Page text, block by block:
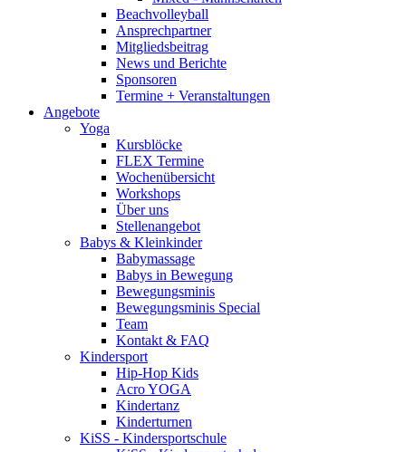
Beachvolleyball
Ansprechpartner
Mitgliedsbeitrag
News und Berichte
Sponsoren
Termine + Veranstaltungen
Angebote
Yoga
Kursblöcke
FLEX Termine
Wochenübersicht
Workshops
Über uns
Stellenangebot
Babys & Kleinkinder
Babymassage
Babys in Bewegung
Bewegungsminis
Bewegungsminis Special
Team
Kontakt & FAQ
Kindersport
Hip-Hop Kids
Acro YOGA
Kindertanz
Kinderturnen
KiSS - Kindersportschule